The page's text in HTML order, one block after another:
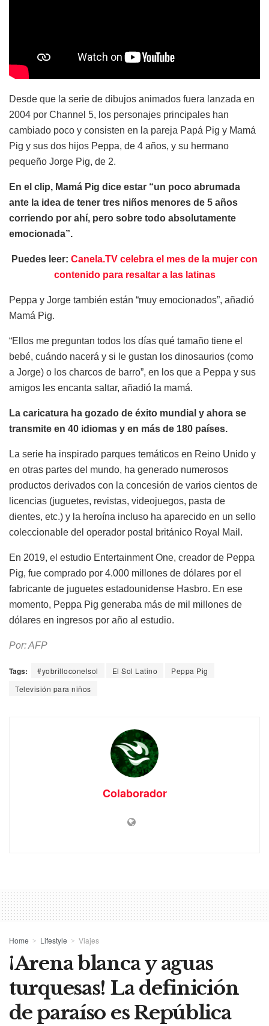
Desde que la serie de dibujos animados fuera lanzada en
2004 por Channel 5, los personajes principales han
cambiado poco y consisten en la pareja Papá Pig y Mamá
Pig y sus dos hijos Peppa, de 4 años, y su hermano
pequeño Jorge Pig, de 2.
En el clip, Mamá Pig dice estar “un poco abrumada
ante la idea de tener tres niños menores de 5 años
corriendo por ahí, pero sobre todo absolutamente
emocionada”.
Puedes leer: Canela.TV celebra el mes de la mujer con
contenido para resaltar a las latinas
Peppa y Jorge también están “muy emocionados”, añadió
Mamá Pig.
“Ellos me preguntan todos los días qué tamaño tiene el
bebé, cuándo nacerá y si le gustan los dinosaurios (como
a Jorge) o los charcos de barro”, en los que a Peppa y sus
amigos les encanta saltar, añadió la mamá.
La caricatura ha gozado de éxito mundial y ahora se
transmite en 40 idiomas y en más de 180 países.
La serie ha inspirado parques temáticos en Reino Unido y
en otras partes del mundo, ha generado numerosos
productos derivados con la concesión de varios cientos de
licencias (juguetes, revistas, videojuegos, pasta de
dientes, etc.) y la heroína incluso ha aparecido en un sello
coleccionable del operador postal británico Royal Mail.
En 2019, el estudio Entertainment One, creador de Peppa
Pig, fue comprado por 4.000 millones de dólares por el
fabricante de juguetes estadounidense Hasbro. En ese
momento, Peppa Pig generaba más de mil millones de
dólares en ingresos por año al estudio.
Por: AFP
Tags: #yobrilloconelsol El Sol Latino
Peppa Pig
Televisión para niños
Colaborador
Home Lifestyle Viajes
¡Arena blanca y aguas
turquesas! La definición
de paraíso es República